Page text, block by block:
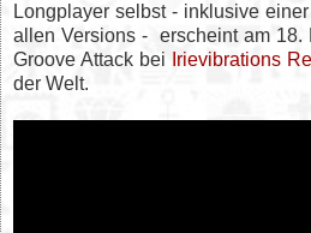
Longplayer selbst - inklusive einer
allen Versions - erscheint am 18.
Groove Attack bei
Irievibrations
der Welt.